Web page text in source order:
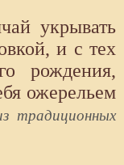
укрывать
и с тех
рождения,
ожерельем
традиционных